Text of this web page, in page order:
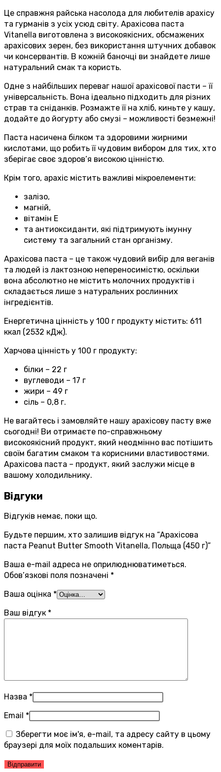
Це справжня райська насолода для любителів арахісу
та гурманів з усіх усюд світу. Арахісова паста
Vitanella виготовлена з високоякісних, обсмажених
арахісових зерен, без використання штучних добавок
чи консервантів. В кожній баночці ви знайдете лише
натуральний смак та користь.
Одне з найбільших переваг нашої арахісової пасти – її
універсальність. Вона ідеально підходить для різних
страв та сніданків. Розмажте її на хліб, киньте у кашу,
додайте до йогурту або смузі – можливості безмежні!
Паста насичена білком та здоровими жирними
кислотами, що робить її чудовим вибором для тих, хто
зберігає своє здоров’я високою цінністю.
Крім того, арахіс містить важливі мікроелементи:
залізо,
магній,
вітамін Е
та антиоксиданти, які підтримують імунну
систему та загальний стан організму.
Арахісова паста – це також чудовий вибір для веганів
та людей із лактозною непереносимістю, оскільки
вона абсолютно не містить молочних продуктів і
складається лише з натуральних рослинних
інгредієнтів.
Енергетична цінність у 100 г продукту містить: 611
ккал (2532 кДж).
Харчова цінність у 100 г продукту:
білки – 22 г
вуглеводи – 17 г
жири – 49 г
сіль – 0,8 г.
Не вагайтесь і замовляйте нашу арахісову пасту вже
сьогодні! Ви отримаєте по-справжньому
високоякісний продукт, який неодмінно вас потішить
своїм багатим смаком та корисними властивостями.
Арахісова паста – продукт, який заслужи місце в
вашому холодильнику.
Відгуки
Відгуків немає, поки що.
Будьте першим, хто залишив відгук на “Арахісова
паста Peanut Butter Smooth Vitanella, Польща (450 г)”
Ваша e-mail адреса не оприлюднюватиметься.
Обов’язкові поля позначені *
Ваша оцінка *
Ваш відгук *
Назва *
Email *
Зберегти моє ім'я, e-mail, та адресу сайту в цьому
браузері для моїх подальших коментарів.